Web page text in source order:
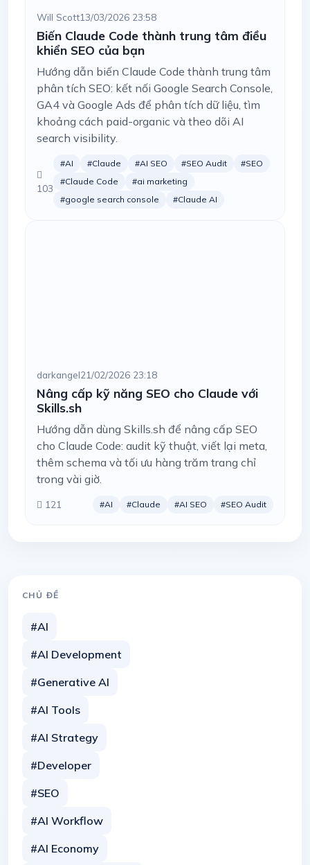
Will Scott13/03/2026 23:58
Biến Claude Code thành trung tâm điều
khiển SEO của bạn
Hướng dẫn biến Claude Code thành trung tâm
phân tích SEO: kết nối Google Search Console,
GA4 và Google Ads để phân tích dữ liệu, tìm
khoảng cách paid-organic và theo dõi AI
search visibility.
103
#AI #Claude #AI SEO #SEO Audit
#SEO
#Claude Code
#ai marketing
#google search console
#Claude AI
darkangel21/02/2026 23:18
Nâng cấp kỹ năng SEO cho Claude với
Skills.sh
Hướng dẫn dùng Skills.sh để nâng cấp SEO
cho Claude Code: audit kỹ thuật, viết lại meta,
thêm schema và tối ưu hàng trăm trang chỉ
trong vài giờ.
121 #AI #Claude #AI SEO #SEO Audit
CHỦ ĐỀ
#AI
#AI Development
#Generative AI
#AI Tools
#AI Strategy
#Developer
#SEO
#AI Workflow
#AI Economy